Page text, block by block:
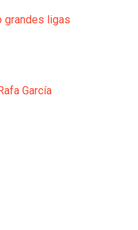
grandes ligas
García